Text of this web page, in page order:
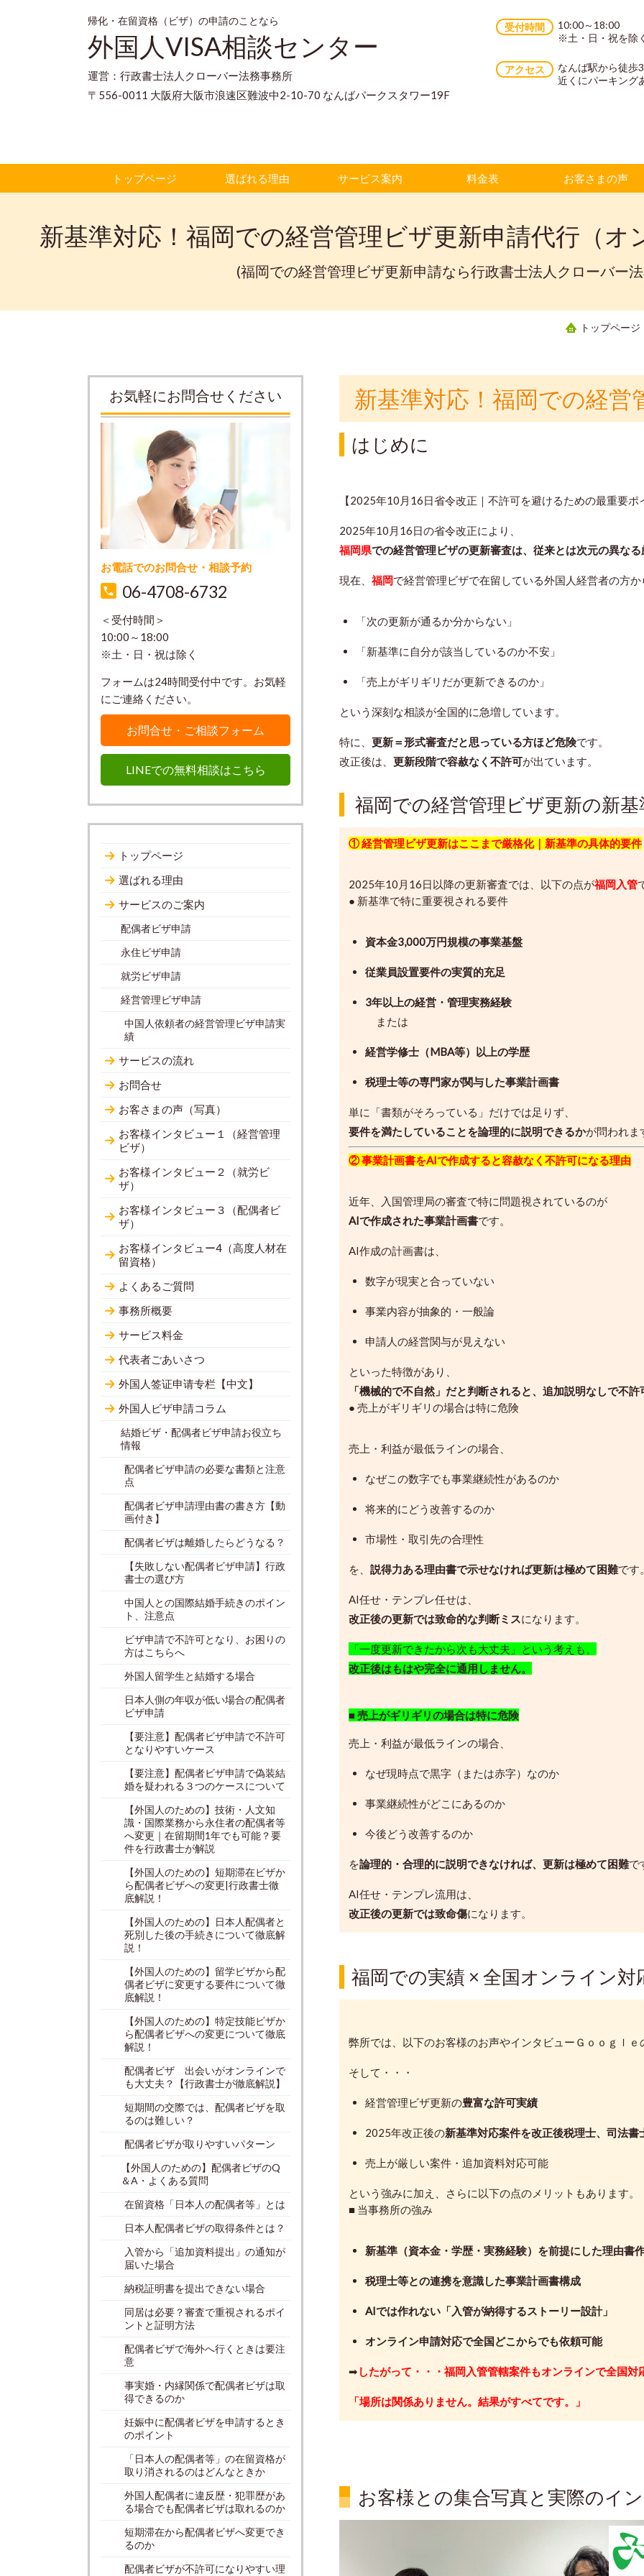
帰化・在留資格（ビザ）の申請のことなら
外国人VISA相談センター
運営：行政書士法人クローバー法務事務所
〒556-0011 大阪府大阪市浪速区難波中2-10-70 なんばパークスタワー19F
受付時間
10:00～18:00
※土・日・祝を除
アクセス
なんば駅から徒歩
近くにパーキング
トップページ 選ばれる理由 サービス案内 料金表 お客さまの声
新基準対応！福岡での経営管理ビザ更新申請代行（オ
(福岡での経営管理ビザ更新申請なら行政書士法人クローバー
トップページ
新基準対応！福岡での経営
はじめに
【2025年10月16日省令改正｜不許可を避けるための最重要ポ
2025年10月16日の省令改正により、
福岡県での経営管理ビザの更新審査は、従来とは次元の異なる
現在、 福岡で経営管理ビザで在留している外国人経営者の方か
「次の更新が通るか分からない」
「新基準に自分が該当しているのか不安」
「売上がギリギリだが更新できるのか」
という深刻な相談が全国的に急増しています。
特に、 更新＝形式審査だと思っている方ほど危険です。
改正後は、 更新段階で容赦なく不許可が出ています。
福岡での経営管理ビザ更新の新
① 経営管理ビザ更新はここまで厳格化｜新基準の具体的要件
2025年10月16日以降の更新審査では、以下の点が福岡入管
● 新基準で特に重要視される要件
資本金3,000万円規模の事業基盤
従業員設置要件の実質的充足
3年以上の経営・管理実務経験
または
経営学修士（MBA等）以上の学歴
税理士等の専門家が関与した事業計画書
単に「書類がそろっている」だけでは足りず、
要件を満たしていることを論理的に説明できるかが問われま
② 事業計画書をAIで作成すると容赦なく不許可になる理由
近年、入国管理局の審査で特に問題視されているのが
AIで作成された事業計画書です。
AI作成の計画書は、
数字が現実と合っていない
事業内容が抽象的・一般論
申請人の経営関与が見えない
といった特徴があり、
「機械的で不自然」だと判断されると、追加説明なしで不許
● 売上がギリギリの場合は特に危険
売上・利益が最低ラインの場合、
なぜこの数字でも事業継続性があるのか
将来的にどう改善するのか
市場性・取引先の合理性
を、 説得力ある理由書で示せなければ更新は極めて困難です
AI任せ・テンプレ任せは、
改正後の更新では致命的な判断ミスになります。
「一度更新できたから次も大丈夫」という考えも、
改正後はもはや完全に通用しません。
■ 売上がギリギリの場合は特に危険
売上・利益が最低ラインの場合、
なぜ現時点で黒字（または赤字）なのか
事業継続性がどこにあるのか
今後どう改善するのか
を論理的・合理的に説明できなければ、更新は極めて困難で
AI任せ・テンプレ流用は、
改正後の更新では致命傷になります。
福岡での実績 × 全国オンライン
弊所では、以下のお客様のお声やインタビューＧｏｏｇｌ
そして・・・
経営管理ビザ更新の豊富な許可実績
2025年改正後の新基準対応案件を改正後税理士、司法
売上が厳しい案件・追加資料対応可能
という強みに加え、さらに以下の点のメリットもあります。
■ 当事務所の強み
新基準（資本金・学歴・実務経験）を前提にした理由書
税理士等との連携を意識した事業計画書構成
AIでは作れない「入管が納得するストーリー設計」
オンライン申請対応で全国どこからでも依頼可能
➡ したがって・・・ 福岡入管管轄案件もオンラインで全国対
「場所は関係ありません。結果がすべてです。」
お客様との集合写真と実際のイ
お気軽にお問合せください
お電話でのお問合せ・相談予約
06-4708-6732
＜受付時間＞
10:00～18:00
※土・日・祝は除く
フォームは24時間受付中です。お気軽
にご連絡ください。
お問合せ・ご相談フォーム
LINEでの無料相談はこちら
トップページ
選ばれる理由
サービスのご案内
配偶者ビザ申請
永住ビザ申請
就労ビザ申請
経営管理ビザ申請
中国人依頼者の経営管理ビザ申請実
績
サービスの流れ
お問合せ
お客さまの声（写真）
お客様インタビュー１（経営管理
ビザ）
お客様インタビュー２（就労ビ
ザ）
お客様インタビュー３（配偶者ビ
ザ）
お客様インタビュー4（高度人材在
留資格）
よくあるご質問
事務所概要
サービス料金
代表者ごあいさつ
外国人签证申请专栏【中文】
外国人ビザ申請コラム
結婚ビザ・配偶者ビザ申請お役立ち
情報
配偶者ビザ申請の必要な書類と注意
点
配偶者ビザ申請理由書の書き方【動
画付き】
配偶者ビザは離婚したらどうなる？
【失敗しない配偶者ビザ申請】行政
書士の選び方
中国人との国際結婚手続きのポイン
ト、注意点
ビザ申請で不許可となり、お困りの
方はこちらへ
外国人留学生と結婚する場合
日本人側の年収が低い場合の配偶者
ビザ申請
【要注意】配偶者ビザ申請で不許可
となりやすいケース
【要注意】配偶者ビザ申請で偽装結
婚を疑われる３つのケースについて
【外国人のための】技術・人文知
識・国際業務から永住者の配偶者等
へ変更｜在留期間1年でも可能？要
件を行政書士が解説
【外国人のための】短期滞在ビザか
ら配偶者ビザへの変更|行政書士徹
底解説！
【外国人のための】日本人配偶者と
死別した後の手続きについて徹底解
説！
【外国人のための】留学ビザから配
偶者ビザに変更する要件について徹
底解説！
【外国人のための】特定技能ビザか
ら配偶者ビザへの変更について徹底
解説！
配偶者ビザ 出会いがオンラインで
も大丈夫？【行政書士が徹底解説】
短期間の交際では、配偶者ビザを取
るのは難しい？
配偶者ビザが取りやすいパターン
【外国人のための】配偶者ビザのQ
＆A・よくある質問
在留資格「日本人の配偶者等」とは
日本人配偶者ビザの取得条件とは？
入管から「追加資料提出」の通知が
届いた場合
納税証明書を提出できない場合
同居は必要？審査で重視されるポイ
ントと証明方法
配偶者ビザで海外へ行くときは要注
意
事実婚・内縁関係で配偶者ビザは取
得できるのか
妊娠中に配偶者ビザを申請するとき
のポイント
「日本人の配偶者等」の在留資格が
取り消されるのはどんなときか
外国人配偶者に違反歴・犯罪歴があ
る場合でも配偶者ビザは取れるのか
短期滞在から配偶者ビザへ変更でき
るのか
配偶者ビザが不許可になりやすい理